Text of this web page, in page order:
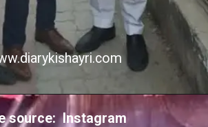
source: Instagram